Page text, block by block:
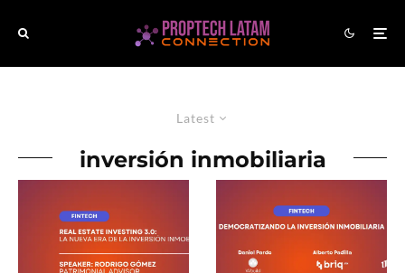
Latest
inversión inmobiliaria